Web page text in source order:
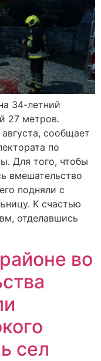
34-летний
27 метров.
сообщает
по
Для того, чтобы
вмешательство
подняли с
К счастью
отделавшись
во
сел